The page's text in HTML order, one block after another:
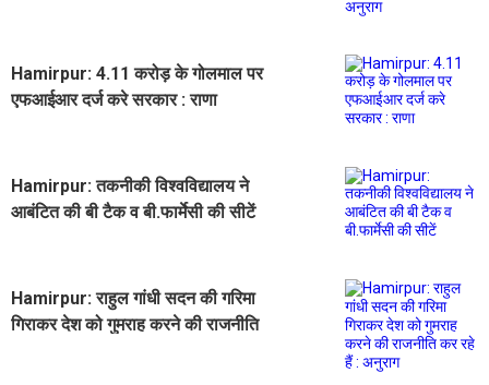
Hamirpur: 4.11 करोड़ के गोलमाल पर
एफआईआर दर्ज करे सरकार : राणा
Hamirpur: तकनीकी विश्वविद्यालय ने
आबंटित की बी टैक व बी.फार्मेसी की सीटें
Hamirpur: राहुल गांधी सदन की गरिमा
गिराकर देश को गुमराह करने की राजनीति